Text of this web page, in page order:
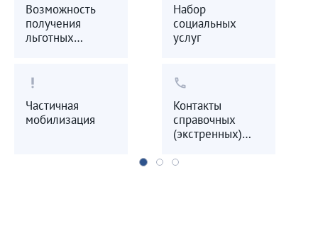
Возможность
получения
льготных
Набор
социальных
услуг
priority_high
Частичная
мобилизация
call
Контакты
справочных
(экстренных)